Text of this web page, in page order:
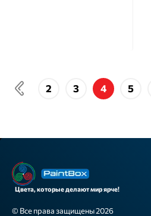
2 3 4 5
Цвета, которые делают мир ярче!
© Все права защищены 2026